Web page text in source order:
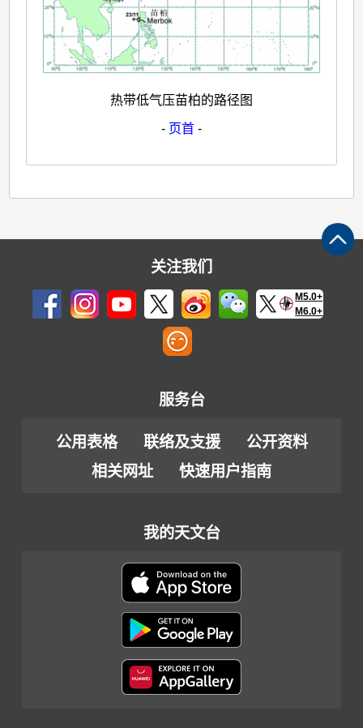
热带低气压苗柏的路径图
- 页首 -
关注我们
M5.0+
M6.0+
服务台
公用表格 联络及支援
公开资料
相关网址
快速用户指南
我的天文台